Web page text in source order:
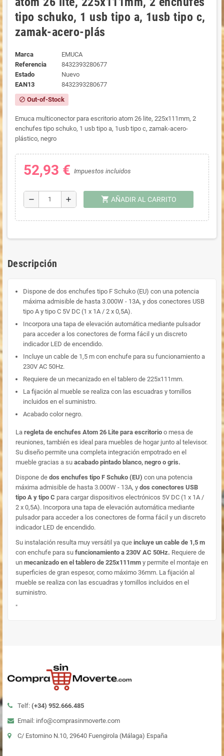
tipo schuko, 1 usb tipo a, 1usb tipo c,
zamak-acero-plás
Marca
EMUCA
Referencia
8432393280677
Estado
Nuevo
EAN13
8432393280677
block Out-of-Stock
Emuca multiconector para escritorio atom 26 lite, 225x111mm, 2
enchufes tipo schuko, 1 usb tipo a, 1usb tipo c, zamak-acero-
plástico, negro
52,93 € Impuestos incluidos
remove add shopping_cart AÑADIR AL CARRITO
Descripción
Dispone de dos enchufes tipo F Schuko (EU) con una potencia
máxima admisible de hasta 3.000W - 13A, y dos conectores USB
tipo A y tipo C 5V DC (1 x 1A / 2 x 0,5A).
Incorpora una tapa de elevación automática mediante pulsador
para acceder a los conectores de forma fácil y un discreto
indicador LED de encendido.
Incluye un cable de 1,5 m con enchufe para su funcionamiento a
230V AC 50Hz.
Requiere de un mecanizado en el tablero de 225x111mm.
La fijación al mueble se realiza con las escuadras y tornillos
incluidos en el suministro.
Acabado color negro.
La regleta de enchufes Atom 26 Lite para escritorio o mesa de
reuniones, también es ideal para muebles de hogar junto al televisor.
Su diseño permite una completa integración empotrado en el
mueble gracias a su acabado pintado blanco, negro o gris.
Dispone de dos enchufes tipo F Schuko (EU) con una potencia
máxima admisible de hasta 3.000W - 13A, y dos conectores USB
tipo A y tipo C para cargar dispositivos electrónicos 5V DC (1 x 1A /
2 x 0,5A). Incorpora una tapa de elevación automática mediante
pulsador para acceder a los conectores de forma fácil y un discreto
indicador LED de encendido.
Su instalación resulta muy versátil ya que incluye un cable de 1,5 m
con enchufe para su funcionamiento a 230V AC 50Hz. Requiere de
un mecanizado en el tablero de 225x111mm y permite el montaje en
superficies de gran espesor, como máximo 36mm. La fijación al
mueble se realiza con las escuadras y tornillos incluidos en el
suministro.
"
Telf: (+34) 952.666.485
Email: info@comprasinmoverte.com
C/ Estornino N.10, 29640 Fuengirola (Málaga) España